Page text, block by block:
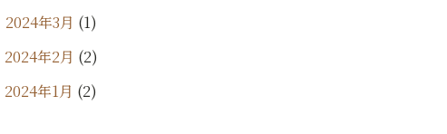
2024年3月 (1)
2024年2月 (2)
2024年1月 (2)